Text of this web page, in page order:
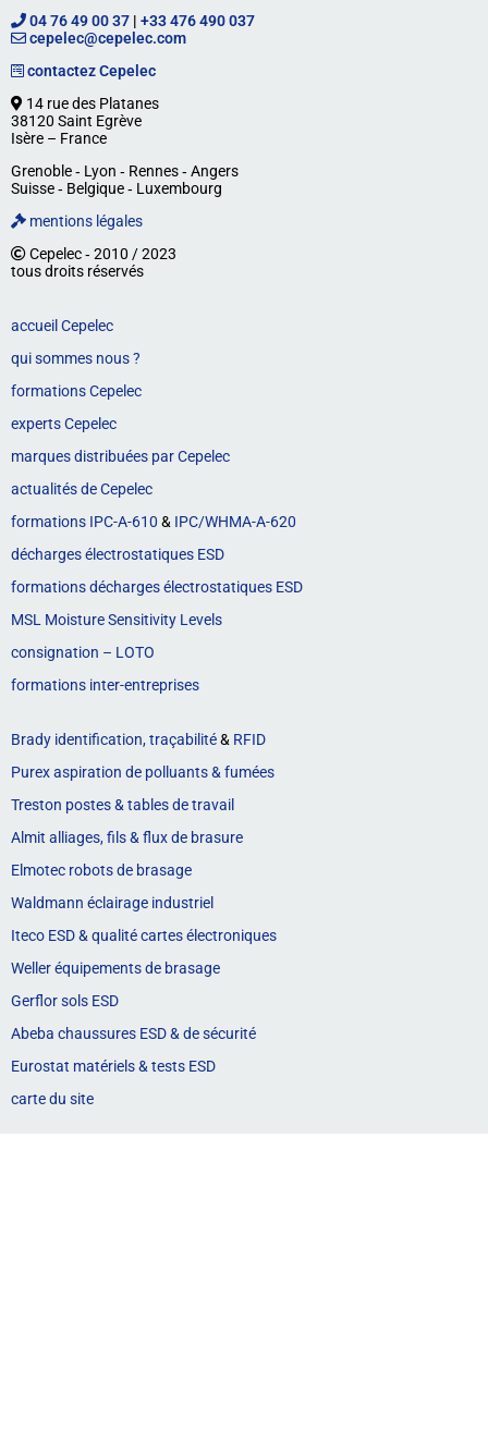
04 76 49 00 37 | +33 476 490 037
cepelec@cepelec.com
contactez Cepelec
14 rue des Platanes
38120 Saint Egrève
Isère – France
Grenoble ‐ Lyon ‐ Rennes ‐ Angers
Suisse ‐ Belgique ‐ Luxembourg
mentions légales
Cepelec ‐ 2010 / 2023
tous droits réservés
accueil Cepelec
qui sommes nous ?
formations Cepelec
experts Cepelec
marques distribuées par Cepelec
actualités de Cepelec
formations IPC-A-610 & IPC/WHMA-A-620
décharges électrostatiques ESD
formations décharges électrostatiques ESD
MSL Moisture Sensitivity Levels
consignation – LOTO
formations inter-entreprises
Brady identification, traçabilité& RFID
Purex aspiration de polluants & fumées
Treston postes & tables de travail
Almit alliages, fils & flux de brasure
Elmotec robots de brasage
Waldmann éclairage industriel
Iteco ESD & qualité cartes électroniques
Weller équipements de brasage
Gerflor sols ESD
Abeba chaussures ESD & de sécurité
Eurostat matériels & tests ESD
carte du site